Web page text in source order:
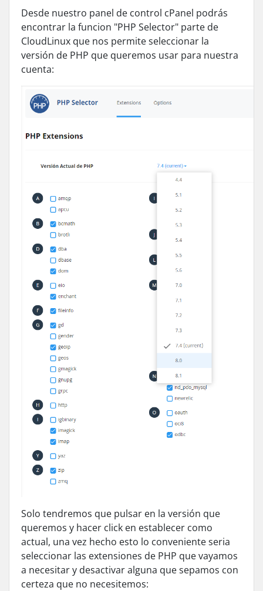
Desde nuestro panel de control cPanel podrás
encontrar la funcion "PHP Selector" parte de
CloudLinux que nos permite seleccionar la
versión de PHP que queremos usar para nuestra
cuenta:
Solo tendremos que pulsar en la versión que
queremos y hacer click en establecer como
actual, una vez hecho esto lo conveniente seria
seleccionar las extensiones de PHP que vayamos
a necesitar y desactivar alguna que sepamos con
certeza que no necesitemos: